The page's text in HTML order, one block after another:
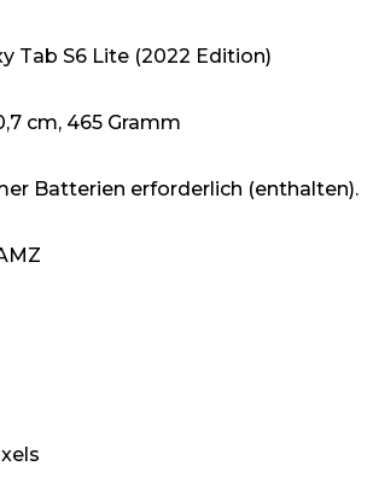
Tab S6 Lite (2022 Edition)
cm, 465 Gramm
Batterien erforderlich (enthalten).